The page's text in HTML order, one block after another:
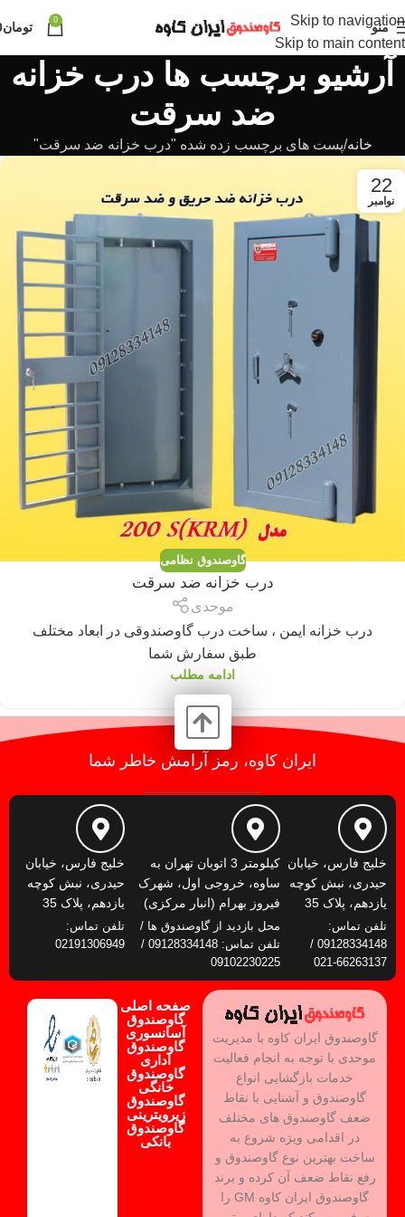
Skip to navigation
Skip to main content
منو 0 تومان
آرشیو برچسب ها درب خزانه
ضد سرقت
خانه پست های برچسب زده شده "درب خزانه ضد سرقت"
22
نوامبر
گاوصندوق نظامی
درب خزانه ضد سرقت
موحدی
درب خزانه ایمن ، ساخت درب گاوصندوقی در ابعاد مختلف
طبق سفارش شما
ادامه مطلب
ایران کاوه، رمز آرامش خاطر شما
خلیج فارس، خیابان
حیدری، نبش کوچه
یازدهم، پلاک 35
تلفن تماس:
09128334148 /
66263137-021
کیلومتر 3 اتوبان تهران به
ساوه، خروجی اول، شهرک
فیروز بهرام (انبار مرکزی)
محل بازدید از گاوصندوق ها /
تلفن تماس: 09128334148 /
09102230225
خلیج فارس، خیابان
حیدری، نبش کوچه
یازدهم، پلاک 35
تلفن تماس:
02191306949
گاوصندوق ایران کاوه با مدیریت
موحدی با توجه به انجام فعالیت
خدمات بازگشایی انواع
گاوصندوق و آشنایی با نقاط
ضعف گاوصندوق های مختلف
در اقدامی ویژه شروع به
ساخت بهترین نوع گاوصندوق و
رفع نقاط ضعف آن کرده و برند
گاوصندوق ایران کاوه GM را
صفحه اصلی
گاوصندوق
آسانسوری
گاوصندوق
اداری
گاوصندوق
خانگی
گاوصندوق
زیرویترینی
گاوصندوق
بانکی